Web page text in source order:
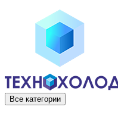
Все категории